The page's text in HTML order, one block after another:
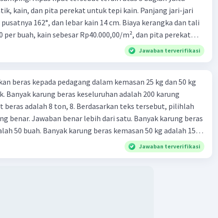
14:52
darah besar=
kiri) → Aorta → Arteri → Kapiler → Vena →
darah kecil
kanan) → Arteri Pulmonalis → Paru-paru
→ Jantung (atrium kiri)
kain, dan pita perekat untuk tepi kain. Panjang jari-jari
162°, dan lebar kain 14 cm. Biaya kerangka dan tali
per buah, kain sebesar Rp40.000,00/m², dan pita perekat
tersebut dijual dengan harga Rp6.500,00 per buah. Tentukan
diperoleh Bu Ambar.
Jawaban terverifikasi
beras kepada pedagang dalam kemasan 25 kg dan 50 kg
Banyak karung beras keseluruhan adalah 200 karung
adalah 8 ton, 8. Berdasarkan teks tersebut, pilihlah
benar. Jawaban benar lebih dari satu. Banyak karung beras
50 buah. Banyak karung beras kemasan 50 kg adalah 150
dalam kemasan 25 kg adalah 2 ton. Perbandingan berat
kg dan 50 kg dalam truk adalah 1: 3. 9. Berdasarkan teks
Jawaban terverifikasi